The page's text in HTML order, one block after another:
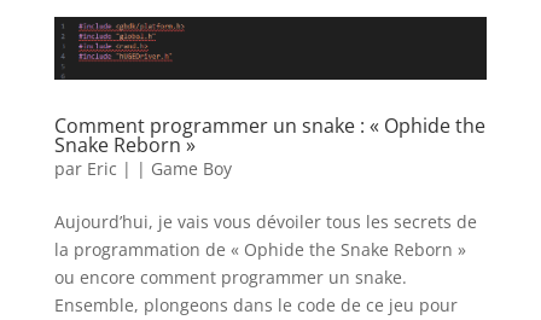
Comment programmer un snake : « Ophide the
Snake Reborn »
par Eric | | Game Boy
Aujourd’hui, je vais vous dévoiler tous les secrets de
la programmation de « Ophide the Snake Reborn »
ou encore comment programmer un snake.
Ensemble, plongeons dans le code de ce jeu pour